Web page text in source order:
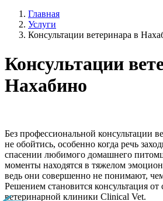
Главная
Услуги
Консультации ветеринара в
Консультации
Нахабино
Без профессиональной консультации
не обойтись, особенно когда речь
спасении любимого домашнего
моменты находятся в тяжелом
ведь они совершенно не понимают,
Решением становится консультация от
ветеринарной клиники Clinical Vet.